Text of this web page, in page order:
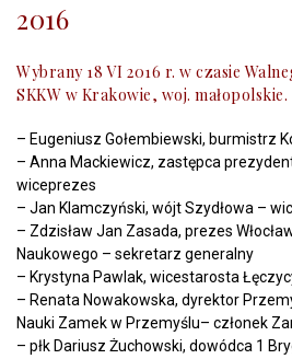
2016
Wybrany 18 VI 2016 r. w czasie
SKKW w Krakowie, woj. małopolskie.
– Eugeniusz Gołembiewski, burmistrz
– Anna Mackiewicz, zastępca
wiceprezes
– Jan Klamczyński, wójt Szydłowa –
– Zdzisław Jan Zasada, prezes
Naukowego – sekretarz generalny
– Krystyna Pawlak, wicestarosta
– Renata Nowakowska, dyrektor
Nauki Zamek w Przemyślu– członek
– płk Dariusz Żuchowski, dowódca 1